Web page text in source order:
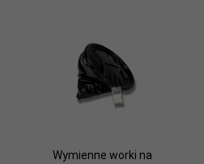
Wymienne worki na